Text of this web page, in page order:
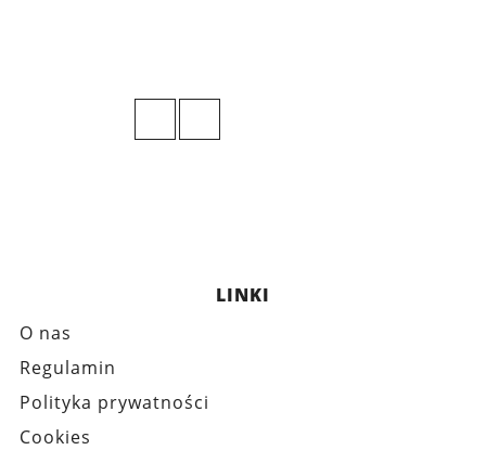
LINKI
O nas
Regulamin
Polityka prywatności
Cookies